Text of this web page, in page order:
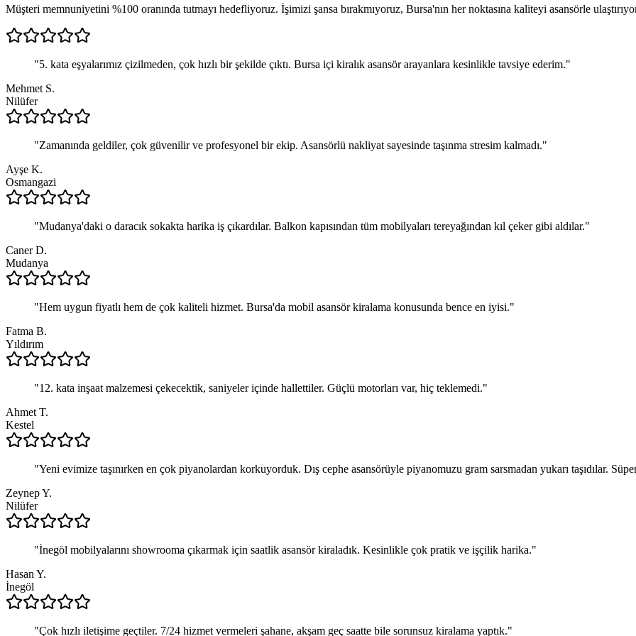
Müşteri memnuniyetini %100 oranında tutmayı hedefliyoruz. İşimizi şansa bırakmıyoruz, Bursa'nın her noktasına kaliteyi asansörle
"5. kata eşyalarımız çizilmeden, çok hızlı bir şekilde çıktı. Bursa içi kiralık asansör arayanlara kesinlikle tavsiye ederim."
Mehmet S.
Nilüfer
"Zamanında geldiler, çok güvenilir ve profesyonel bir ekip. Asansörlü nakliyat sayesinde taşınma stresim kalmadı."
Ayşe K.
Osmangazi
"Mudanya'daki o daracık sokakta harika iş çıkardılar. Balkon kapısından tüm mobilyaları tereyağından kıl çeker gibi aldılar."
Caner D.
Mudanya
"Hem uygun fiyatlı hem de çok kaliteli hizmet. Bursa'da mobil asansör kiralama konusunda bence en iyisi."
Fatma B.
Yıldırım
"12. kata inşaat malzemesi çekecektik, saniyeler içinde hallettiler. Güçlü motorları var, hiç teklemedi."
Ahmet T.
Kestel
"Yeni evimize taşınırken en çok piyanolardan korkuyorduk. Dış cephe asansörüyle piyanomuzu gram sarsmadan yukarı taşıdılar.
Zeynep Y.
Nilüfer
"İnegöl mobilyalarını showrooma çıkarmak için saatlik asansör kiraladık. Kesinlikle çok pratik ve işçilik harika."
Hasan Y.
İnegöl
"Çok hızlı iletişime geçtiler. 7/24 hizmet vermeleri şahane, akşam geç saatte bile sorunsuz kiralama yaptık."